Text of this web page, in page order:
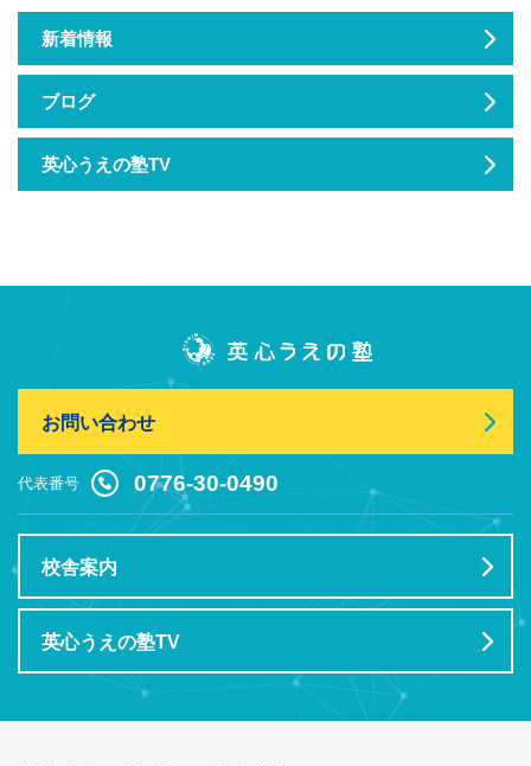
新着情報
ブログ
英心うえの塾TV
お問い合わせ
代表番号 0776-30-0490
校舎案内
英心うえの塾TV